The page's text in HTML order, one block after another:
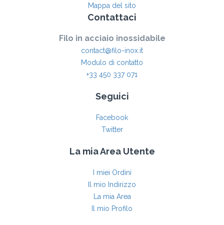
Mappa del sito
Contattaci
Filo in acciaio inossidabile
contact@filo-inox.it
Modulo di contatto
+33 450 337 071
Seguici
Facebook
Twitter
La mia Area Utente
I miei Ordini
Il mio Indirizzo
La mia Area
Il mio Profilo